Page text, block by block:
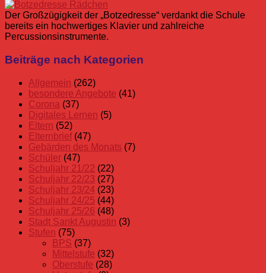
Der Großzügigkeit der „Botzedresse“ verdankt die Schule
bereits ein hochwertiges Klavier und zahlreiche
Percussionsinstrumente.
Schuljahr
Beiträge nach Kategorien
Allgemein (262)
besondere Angebote (41)
Corona (37)
Digitales Lernen (5)
Eltern (52)
Elternbrief(47)
Gebärden des Monats (7)
Schüler (47)
Schuljahr 21/22 (22)
Schuljahr 22/23 (27)
Schuljahr 23/24 (23)
Schuljahr 24/25 (44)
Schuljahr 25/26 (48)
Stadt Sankt Augustin (3)
Stufen (75)
BPS (37)
Mittelstufe (32)
Oberstufe (28)